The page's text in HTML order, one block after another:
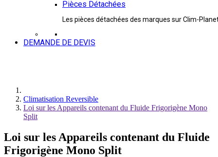
Pièces Détachées
Les pièces détachées des marques sur Clim-
DEMANDE DE DEVIS
Climatisation Reversible
Loi sur les Appareils contenant du Fluide Frigorigène Mono
Split
Loi sur les Appareils contenant du Fluide
Frigorigène Mono Split